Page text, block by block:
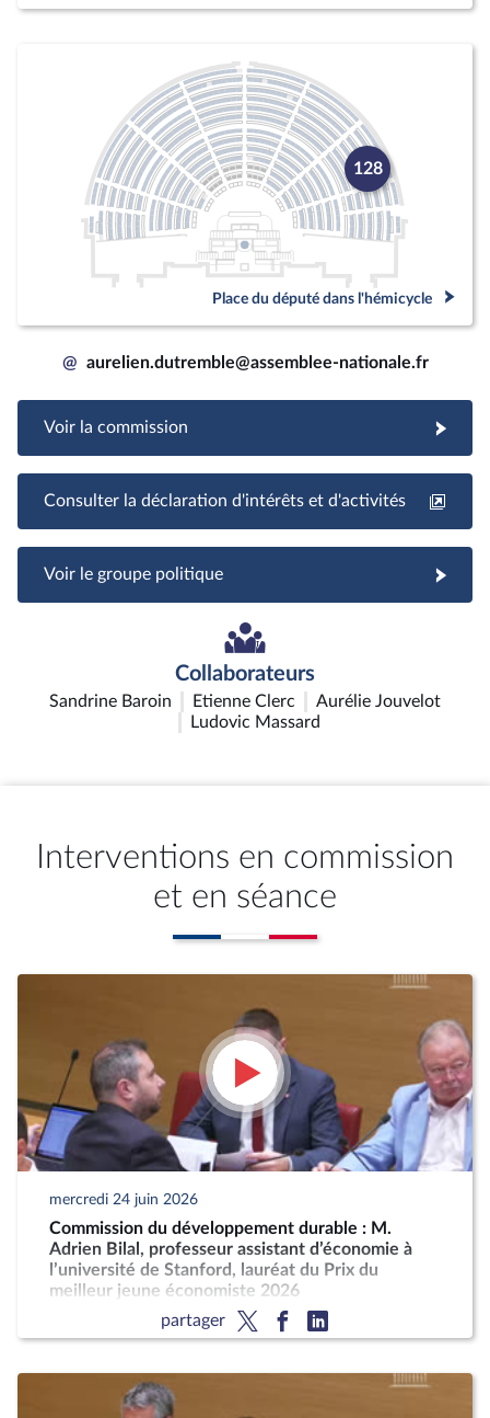
128
Place du député dans l'hémicycle
@ aurelien.dutremble@assemblee-nationale.fr
Voir la commission
Consulter la déclaration d'intérêts et d'activités
Voir le groupe politique
Collaborateurs
Sandrine Baroin Etienne Clerc
Aurélie Jouvelot
Ludovic Massard
Interventions en commission
et en séance
mercredi 24 juin 2026
Commission du développement durable : M.
Adrien Bilal, professeur assistant d’économie à
l’université de Stanford, lauréat du Prix du
meilleur jeune économiste 2026
partager